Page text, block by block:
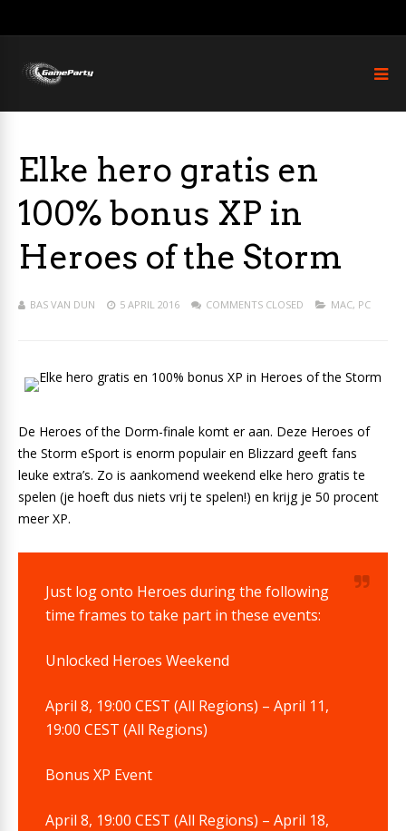
Elke hero gratis en
100% bonus XP in
Heroes of the Storm
BAS VAN DUN 5 APRIL 2016 COMMENTS CLOSED MAC, PC
De Heroes of the Dorm-finale komt er aan. Deze Heroes of
the Storm eSport is enorm populair en Blizzard geeft fans
leuke extra’s. Zo is aankomend weekend elke hero gratis te
spelen (je hoeft dus niets vrij te spelen!) en krijg je 50 procent
meer XP.
Just log onto Heroes during the following
time frames to take part in these events:
Unlocked Heroes Weekend
April 8, 19:00 CEST (All Regions) – April 11,
19:00 CEST (All Regions)
Bonus XP Event
April 8, 19:00 CEST (All Regions) – April 18,